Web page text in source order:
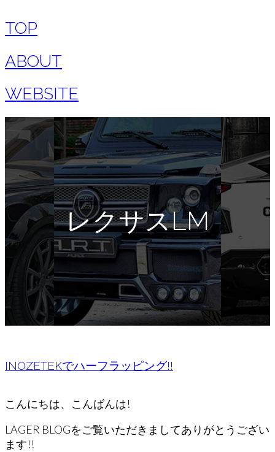
TOP
ABOUT
WEBSITE
レクサスLM
INOZETEKでハーフラッピング!!
こんにちは、こんばんは!
LAGER BLOGをご覧いただきましてありがとうござい
ます!!